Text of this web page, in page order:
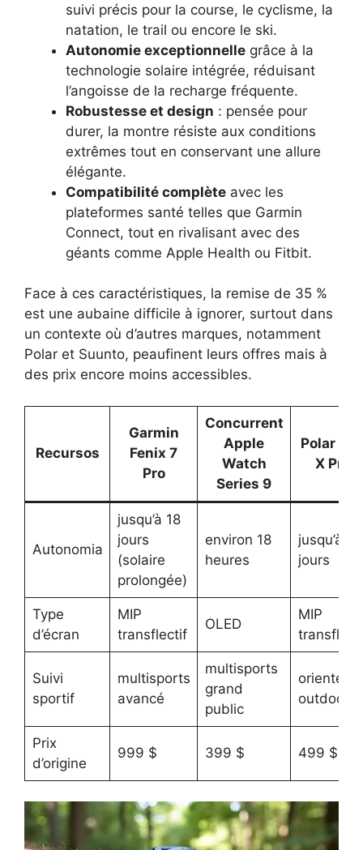
suivi précis pour la course, le cyclisme, la
natation, le trail ou encore le ski.
Autonomie exceptionnelle grâce à la
technologie solaire intégrée, réduisant
l’angoisse de la recharge fréquente.
Robustesse et design : pensée pour
durer, la montre résiste aux conditions
extrêmes tout en conservant une allure
élégante.
Compatibilité complète avec les
plateformes santé telles que Garmin
Connect, tout en rivalisant avec des
géants comme Apple Health ou Fitbit.
Face à ces caractéristiques, la remise de 35 %
est une aubaine difficile à ignorer, surtout dans
un contexte où d’autres marques, notamment
Polar et Suunto, peaufinent leurs offres mais à
des prix encore moins accessibles.
Recursos
Garmin
Fenix 7
Pro
Concurrent
Apple
Watch
Series 9
Polar
X Pro
Autonomia
jusqu’à 18
jours
(solaire
prolongée)
environ 18
heures
jusqu’à 7
jours
Type
d’écran
MIP
transflectif
OLED
MIP
Suivi
sportif
multisports
avancé
multisports
grand
public
orienté
outdoor
Prix
d’origine
999 $ 399 $ 499 $